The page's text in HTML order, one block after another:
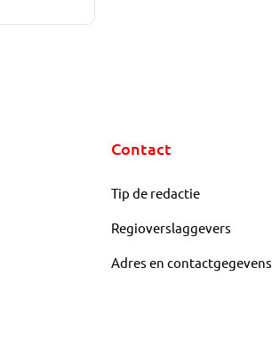
Contact
Tip de redactie
Regioverslaggevers
Adres en contactgegevens